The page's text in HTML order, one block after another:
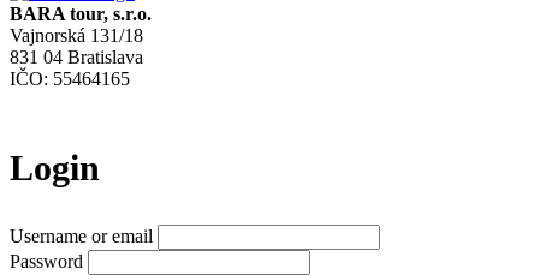
BARA tour, s.r.o.
Vajnorská 131/18
831 04 Bratislava
IČO: 55464165
Login
Username or email
Password